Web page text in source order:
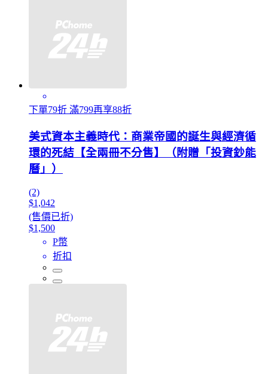
下單79折 滿799再享88折
美式資本主義時代：商業帝國的誕生與經濟循
環的死結【全兩冊不分售】（附贈「投資鈔能
曆」）
(2)
$1,042
(售價已折)
$1,500
P幣
折扣